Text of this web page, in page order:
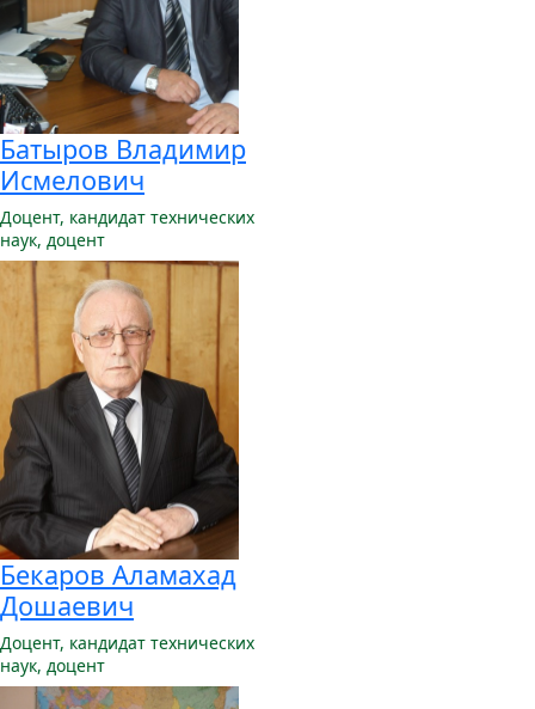
Батыров Владимир
Исмелович
Доцент, кандидат технических
наук, доцент
Бекаров Аламахад
Дошаевич
Доцент, кандидат технических
наук, доцент